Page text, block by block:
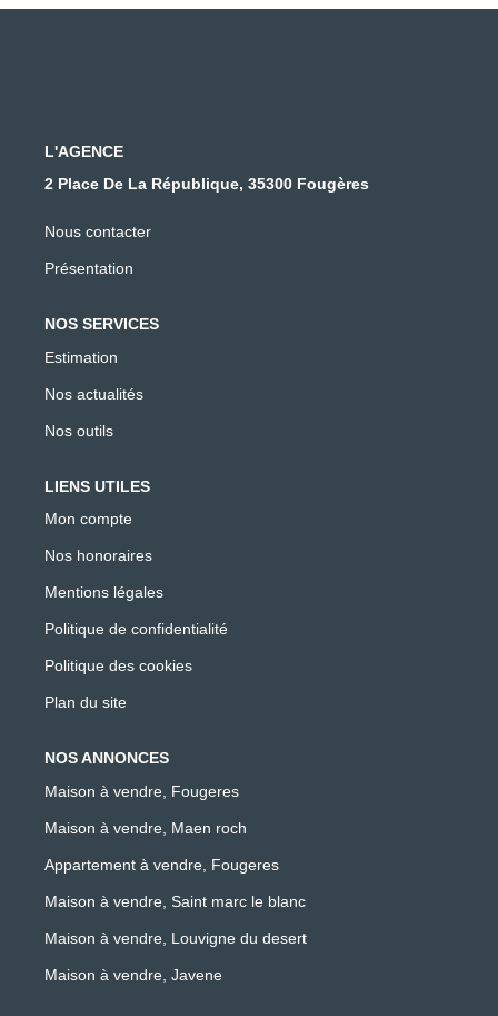
CONTACT
L'AGENCE
2 Place De La République, 35300 Fougères
Nous contacter
Présentation
NOS SERVICES
Estimation
Nos actualités
Nos outils
LIENS UTILES
Mon compte
Nos honoraires
Mentions légales
Politique de confidentialité
Politique des cookies
Plan du site
NOS ANNONCES
Maison à vendre, Fougeres
Maison à vendre, Maen roch
Appartement à vendre, Fougeres
Maison à vendre, Saint marc le blanc
Maison à vendre, Louvigne du desert
Maison à vendre, Javene